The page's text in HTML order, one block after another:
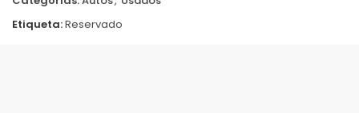
Etiqueta:Reservado